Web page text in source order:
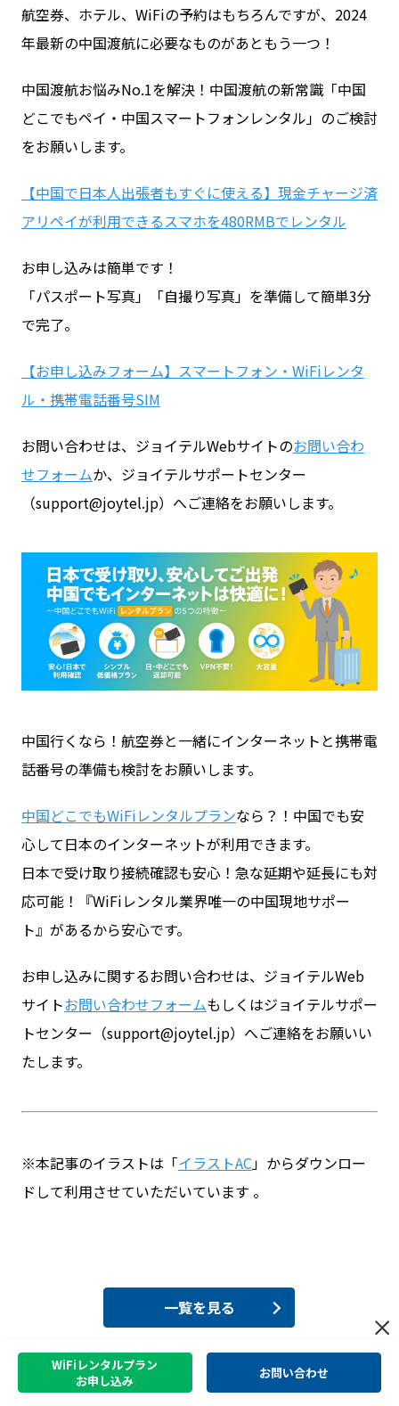
航空券、ホテル、WiFiの予約はもちろんですが、2024
年最新の中国渡航に必要なものがあともう一つ！
中国渡航お悩みNo.1を解決！中国渡航の新常識「中国
どこでもペイ・中国スマートフォンレンタル」のご検討
をお願いします。
【中国で日本人出張者もすぐに使える】現金チャージ済
アリペイが利用できるスマホを480RMBでレンタル
お申し込みは簡単です！
「パスポート写真」「自撮り写真」を準備して簡単3分
で完了。
【お申し込みフォーム】スマートフォン・WiFiレンタ
ル・携帯電話番号SIM
お問い合わせは、ジョイテルWebサイトのお問い合わ
せフォームか、ジョイテルサポートセンター
（support@joytel.jp）へご連絡をお願いします。
中国行くなら！航空券と一緒にインターネットと携帯電
話番号の準備も検討をお願いします。
中国どこでもWiFiレンタルプランなら？！中国でも安
心して日本のインターネットが利用できます。
日本で受け取り接続確認も安心！急な延期や延長にも対
応可能！『WiFiレンタル業界唯一の中国現地サポー
ト』があるから安心です。
お申し込みに関するお問い合わせは、ジョイテルWeb
サイトお問い合わせフォームもしくはジョイテルサポー
トセンター（support@joytel.jp）へご連絡をお願いい
たします。
※本記事のイラストは「イラストAC 」からダウンロー
ドして利用させていただいています 。
一覧を見る
【速報】2024年11月30日以
WiFiレンタルプラン
お申し込み
お問い合わせ